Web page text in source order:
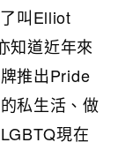
叫Elliot
知道近年來
推出Pride
私生活、做
現在